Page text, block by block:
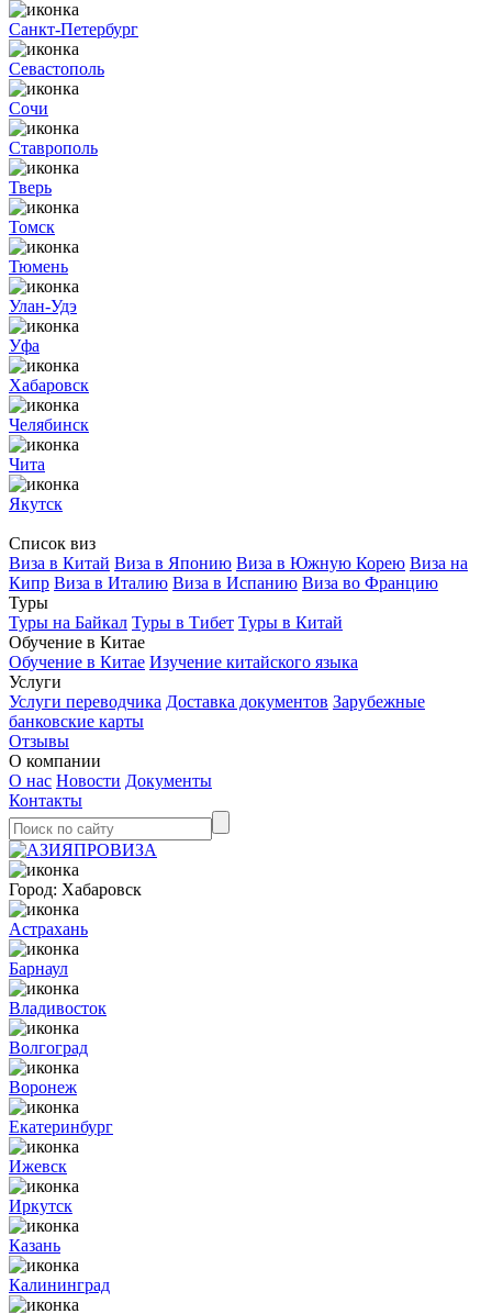
Санкт-Петербург
Севастополь
Сочи
Ставрополь
Тверь
Томск
Тюмень
Улан-Удэ
Уфа
Хабаровск
Челябинск
Чита
Якутск
Список виз
Виза в Китай Виза в Японию Виза в Южную Корею Виза на
Кипр Виза в Италию Виза в Испанию Виза во Францию
Туры
Туры на Байкал Туры в Тибет Туры в Китай
Обучение в Китае
Обучение в Китае Изучение китайского языка
Услуги
Услуги переводчика Доставка документов Зарубежные
банковские карты
Отзывы
О компании
О нас Новости Документы
Контакты
Город: Хабаровск
Астрахань
Барнаул
Владивосток
Волгоград
Воронеж
Екатеринбург
Ижевск
Иркутск
Казань
Калининград